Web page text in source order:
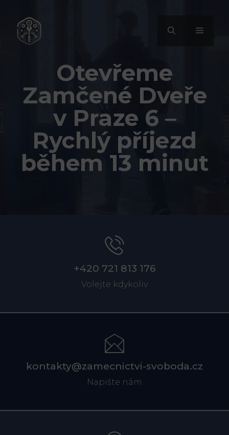
obsah
MENU
Otevřeme
Zamčené Dveře
v Praze 6 –
Rychlý příjezd
během 13 minut
+420 721 813 176
Volejte kdykoliv
kontakty@zamecnictvi-svoboda.cz
Napište nám